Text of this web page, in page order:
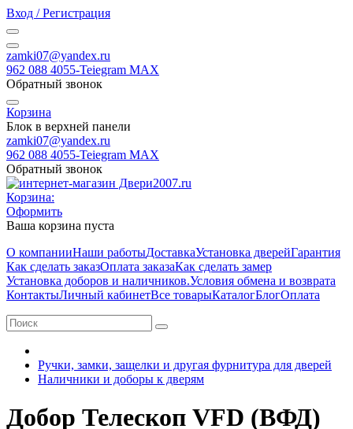
Вход / Регистрация
zamki07@yandex.ru
962 088 4055-Teiegram МАХ
Обратный звонок
Корзина
Блок в верхней панели
zamki07@yandex.ru
962 088 4055-Teiegram МАХ
Обратный звонок
Корзина:
Оформить
Ваша корзина пуста
О компанииНаши работыДоставкаУстановка дверейГарантия
Как сделать заказОплата заказаКак сделать замер
Установка доборов и наличников.Условия обмена и возврата
КонтактыЛичный кабинетВсе товарыКаталогБлогОплата
Ручки, замки, защелки и другая фурнитура для дверей
Наличники и доборы к дверям
Добор Телескоп VFD (ВФД)